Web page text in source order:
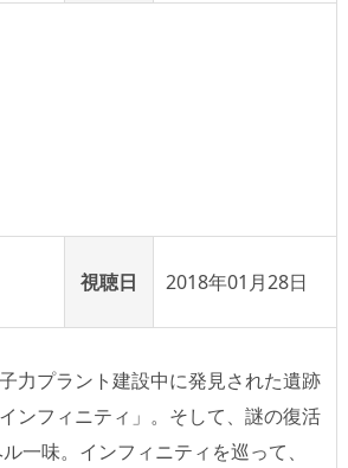
視聴日 2018年01月28日
力プラント建設中に発見された遺跡
ンフィニティ」。そして、謎の復活
一味。インフィニティを巡って、